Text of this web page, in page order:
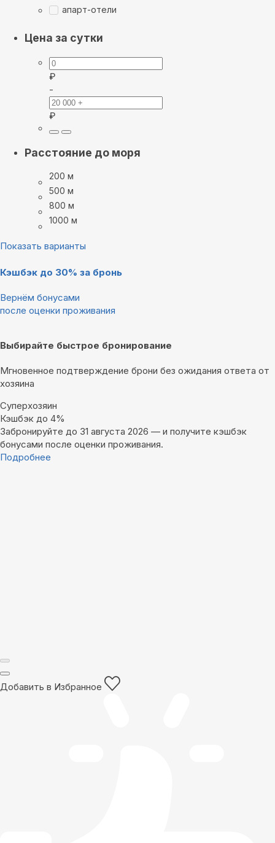
апарт-отели
Цена за сутки
₽
-
₽
Расстояние до моря
200 м
500 м
800 м
1000 м
Показать варианты
Кэшбэк до 30% за бронь
Вернём бонусами
после оценки проживания
Выбирайте быстрое бронирование
Мгновенное подтверждение брони без ожидания ответа от
хозяина
Суперхозяин
Кэшбэк до 4%
Забронируйте до 31 августа 2026 — и получите кэшбэк
бонусами после оценки проживания.
Подробнее
Добавить в Избранное